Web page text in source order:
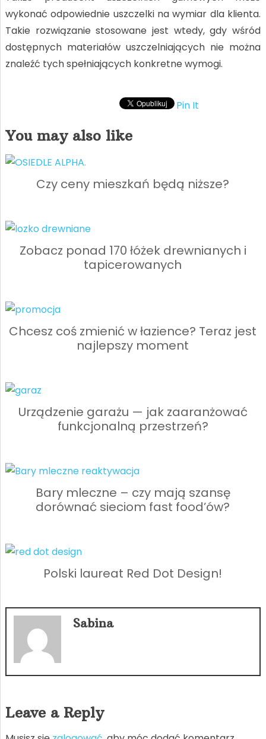
wykonać odpowiednie uszczelki na wymiar dla klienta.
Takie rozwiązanie stosowane jest wtedy, gdy wśród
dostępnych materiałów uszczelniających nie można
znaleźć tych spełniających konkretne wymogi.
Pin It
You may also like
Czy ceny mieszkań będą niższe?
Zobacz ponad 170 łóżek drewnianych i
tapicerowanych
Chcesz coś zmienić w łazience? Teraz jest
najlepszy moment
Urządzenie garażu — jak zaaranżować
funkcjonalną przestrzeń?
Bary mleczne – czy mają szansę
dorównać sieciom fast food’ów?
Polski laureat Red Dot Design!
Sabina
Leave a Reply